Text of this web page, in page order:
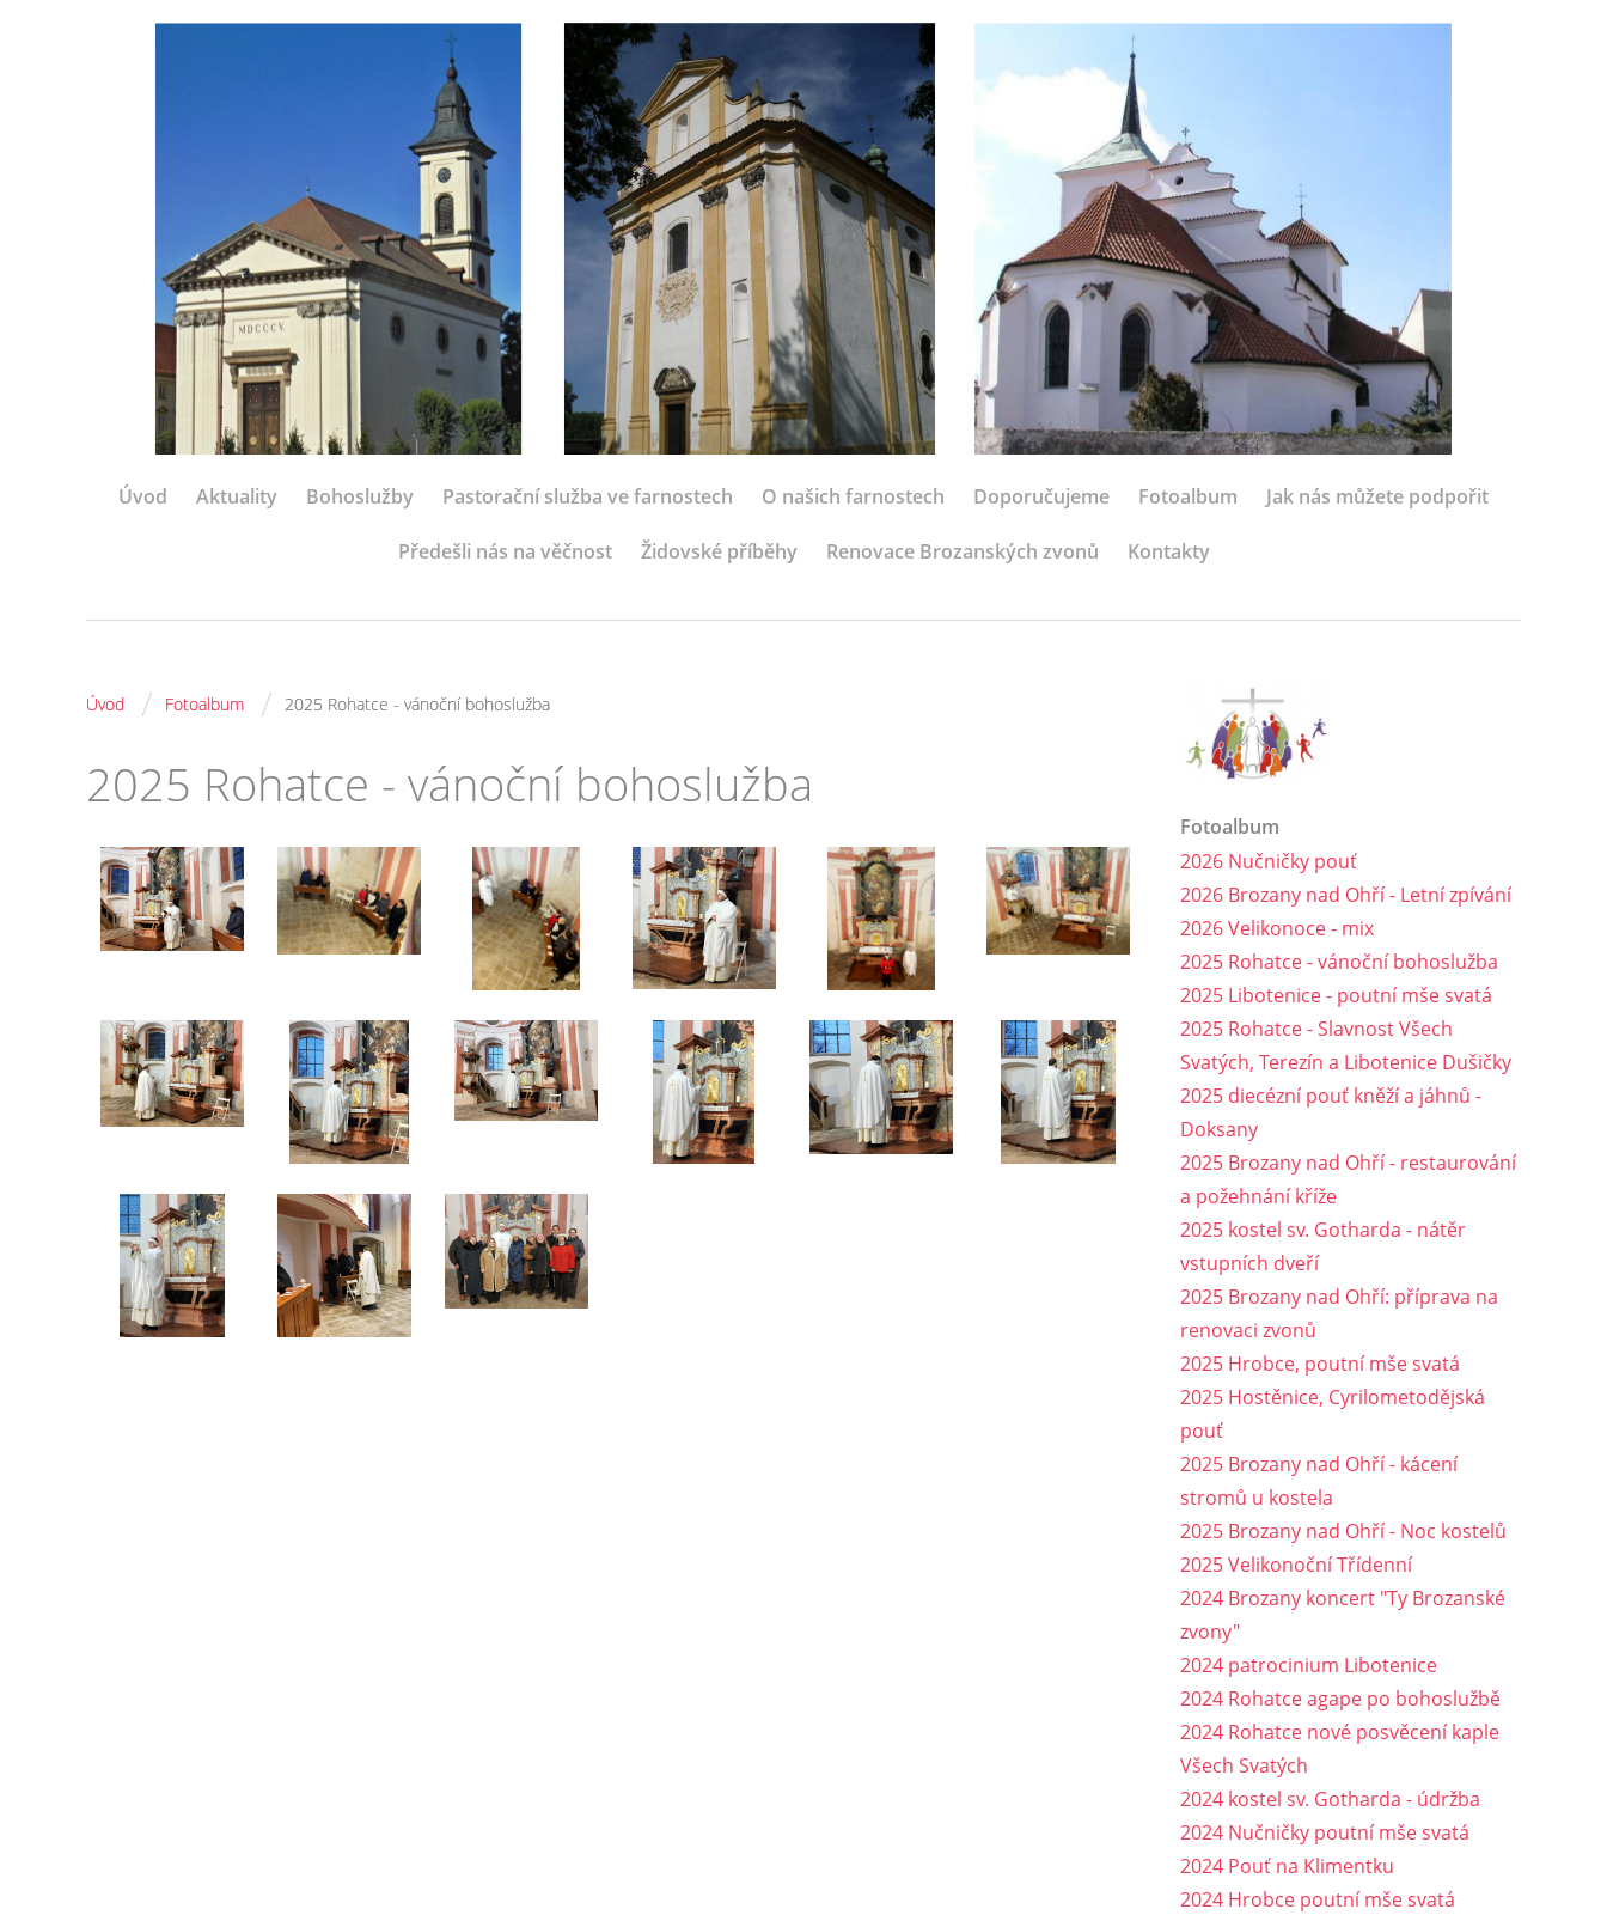
Úvod Aktuality Bohoslužby Pastorační služba ve farnostech O našich farnostech Doporučujeme Fotoalbum Jak nás můžete podpořit
Předešli nás na věčnost Židovské příběhy Renovace Brozanských zvonů Kontakty
Úvod / Fotoalbum / 2025 Rohatce - vánoční bohoslužba
2025 Rohatce - vánoční bohoslužba
Fotoalbum
2026 Nučničky pouť
2026 Brozany nad Ohří - Letní zpívání
2026 Velikonoce - mix
2025 Rohatce - vánoční bohoslužba
2025 Libotenice - poutní mše svatá
2025 Rohatce - Slavnost Všech
Svatých, Terezín a Libotenice Dušičky
2025 diecézní pouť kněží a jáhnů -
Doksany
2025 Brozany nad Ohří - restaurování
a požehnání kříže
2025 kostel sv. Gotharda - nátěr
vstupních dveří
2025 Brozany nad Ohří: příprava na
renovaci zvonů
2025 Hrobce, poutní mše svatá
2025 Hostěnice, Cyrilometodějská
pouť
2025 Brozany nad Ohří - kácení
stromů u kostela
2025 Brozany nad Ohří - Noc kostelů
2025 Velikonoční Třídenní
2024 Brozany koncert "Ty Brozanské
zvony"
2024 patrocinium Libotenice
2024 Rohatce agape po bohoslužbě
2024 Rohatce nové posvěcení kaple
Všech Svatých
2024 kostel sv. Gotharda - údržba
2024 Nučničky poutní mše svatá
2024 Pouť na Klimentku
2024 Hrobce poutní mše svatá